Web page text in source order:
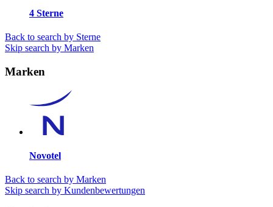
4 Sterne
Back to search by Sterne
Skip search by Marken
Marken
Novotel
Back to search by Marken
Skip search by Kundenbewertungen